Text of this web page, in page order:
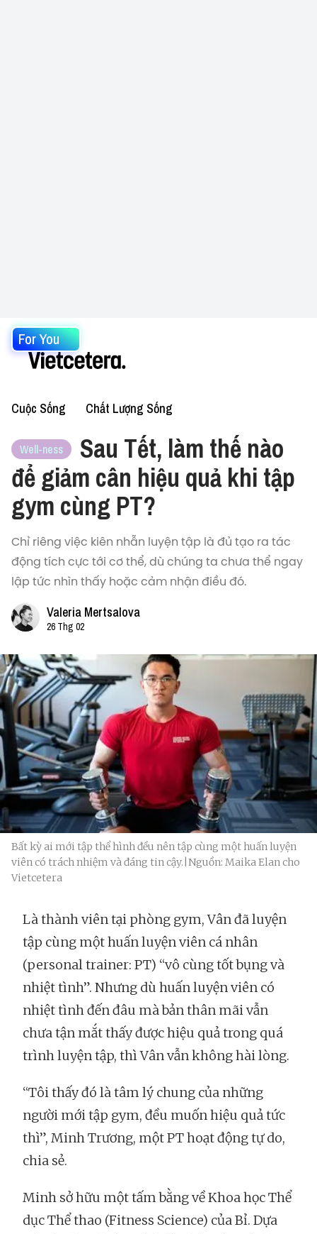
For You
Cuộc Sống Chất Lượng Sống
Well-ness
Sau Tết, làm thế nào
để giảm cân hiệu quả khi tập
gym cùng PT?
Chỉ riêng việc kiên nhẫn luyện tập là đủ tạo ra tác
động tích cực tới cơ thể, dù chúng ta chưa thể ngay
lập tức nhìn thấy hoặc cảm nhận điều đó.
Valeria Mertsalova
26 Thg 02
Bất kỳ ai mới tập thể hình đều nên tập cùng một huấn luyện
viên có trách nhiệm và đáng tin cậy.|Nguồn: Maika Elan cho
Vietcetera
Là thành viên tại phòng gym, Vân đã luyện
tập cùng một huấn luyện viên cá nhân
(personal trainer: PT) “vô cùng tốt bụng và
nhiệt tình”. Nhưng dù huấn luyện viên có
nhiệt tình đến đâu mà bản thân mãi vẫn
chưa tận mắt thấy được hiệu quả trong quá
trình luyện tập, thì Vân vẫn không hài lòng.
“Tôi thấy đó là tâm lý chung của những
người mới tập gym, đều muốn hiệu quả tức
thì”, Minh Trương, một PT hoạt động tự do,
chia sẻ.
Minh sở hữu một tấm bằng về Khoa học Thể
dục Thể thao (Fitness Science) của Bỉ. Dựa